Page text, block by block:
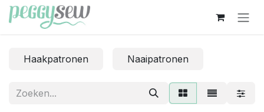
Overslaan naar inhoud
Haakpatronen Naaipatronen